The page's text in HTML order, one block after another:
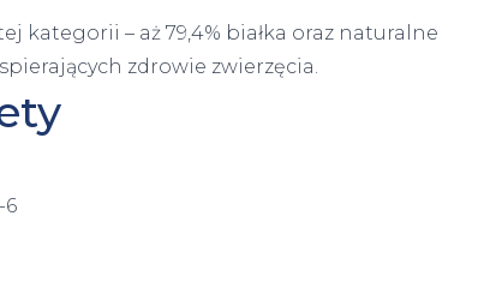
kategorii – aż 79,4% białka oraz naturalne
zdrowie zwierzęcia.
6